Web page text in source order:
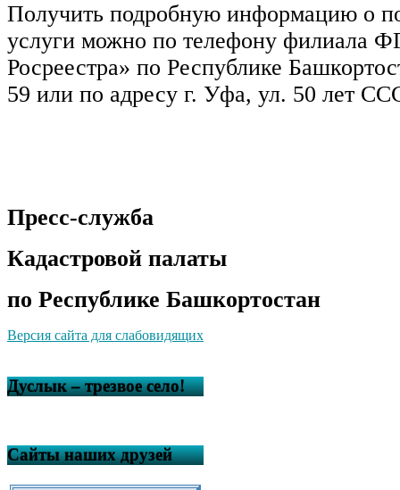
Получить подробную информацию о
услуги можно по телефону филиала
Росреестра» по Республике
59 или по адресу г. Уфа, ул. 50 лет
Пресс-служба
Кадастровой палаты
по Республике Башкортостан
Версия сайта для слабовидящих
Дуслык – трезвое село!
Сайты наших друзей